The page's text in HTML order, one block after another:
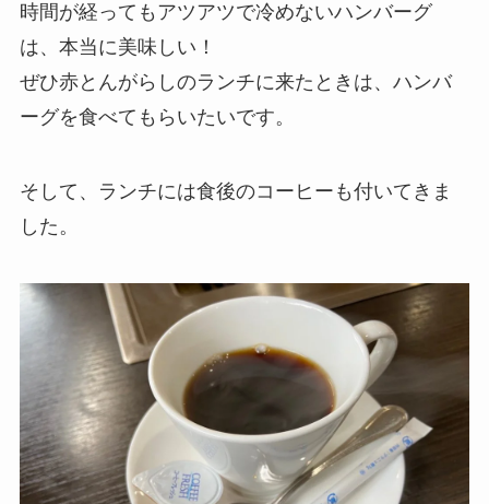
時間が経ってもアツアツで冷めないハンバーグ
は、本当に美味しい！
ぜひ赤とんがらしのランチに来たときは、ハンバ
ーグを食べてもらいたいです。
そして、ランチには食後のコーヒーも付いてきま
した。